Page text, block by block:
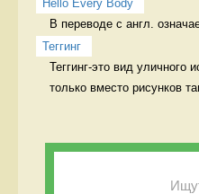
Hello Every Body
В переводе с англ.
Теггинг
Теггинг-это вид уличного
только вместо рисунков